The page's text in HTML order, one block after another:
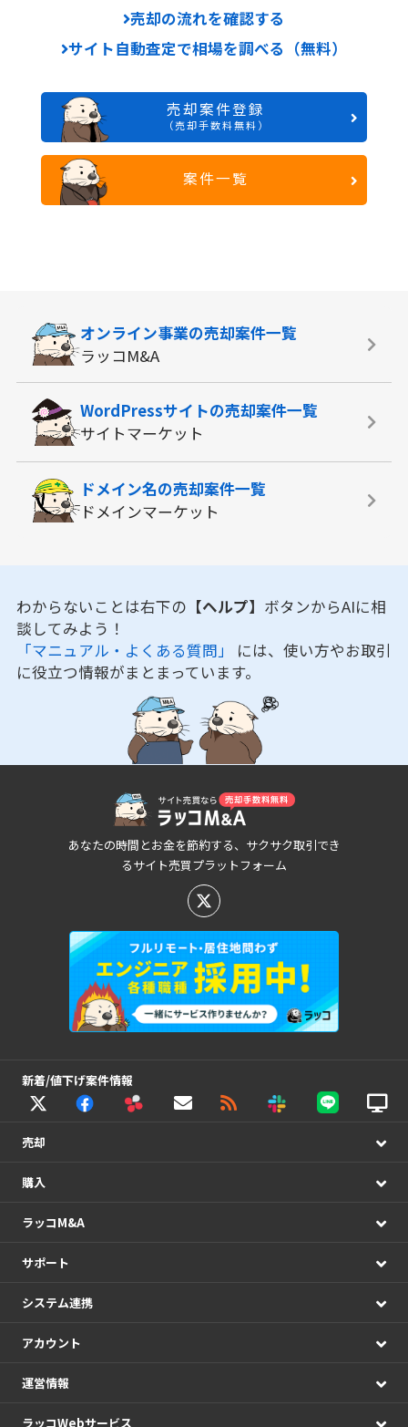
売却の流れを確認する
サイト自動査定で相場を調べる（無料）
売却案件登録
（売却手数料無料）
案件一覧
オンライン事業の売却案件一覧
ラッコM&A
WordPressサイトの売却案件一覧
サイトマーケット
ドメイン名の売却案件一覧
ドメインマーケット
わからないことは右下の 【ヘルプ】 ボタンからAIに相
談してみよう！
「マニュアル・よくある質問」 には、使い方やお取引
に役立つ情報がまとまっています。
あなたの時間とお金を節約する、サクサク取引でき
るサイト売買プラットフォーム
新着/値下げ案件情報
売却
購入
ラッコM&A
サポート
システム連携
アカウント
運営情報
ラッコWebサービス